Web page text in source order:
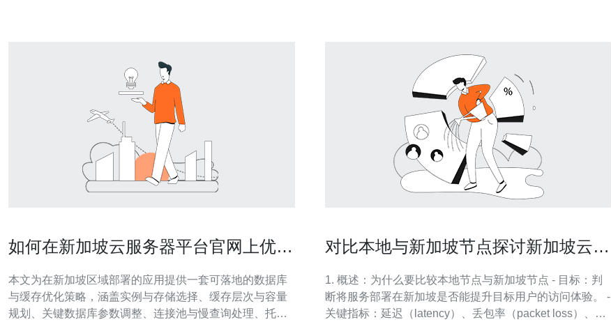
如何在新加坡云服务器平台官网上优化
本文为在新加坡区域部署的应用提供一套可落地的数据库
与缓存优化策略，涵盖实例与存储选择、缓存层次与容量
规划、关键数据库参数调整、连接池与慢查询处理、托管
对比本地与新加坡节点探讨新加坡云服
1. 概述：为什么要比较本地节点与新加坡节点 - 目标：判
断将服务部署在新加坡是否能提升目标用户的访问体验。 -
关键指标：延迟（latency）、丢包率（packet loss）、抖